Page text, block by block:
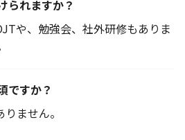
られますか？
や、勉強会、社外研修もありま
ですか？
ません。